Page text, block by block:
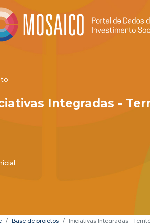
Integradas -
Base de projetos Iniciativas Integradas -